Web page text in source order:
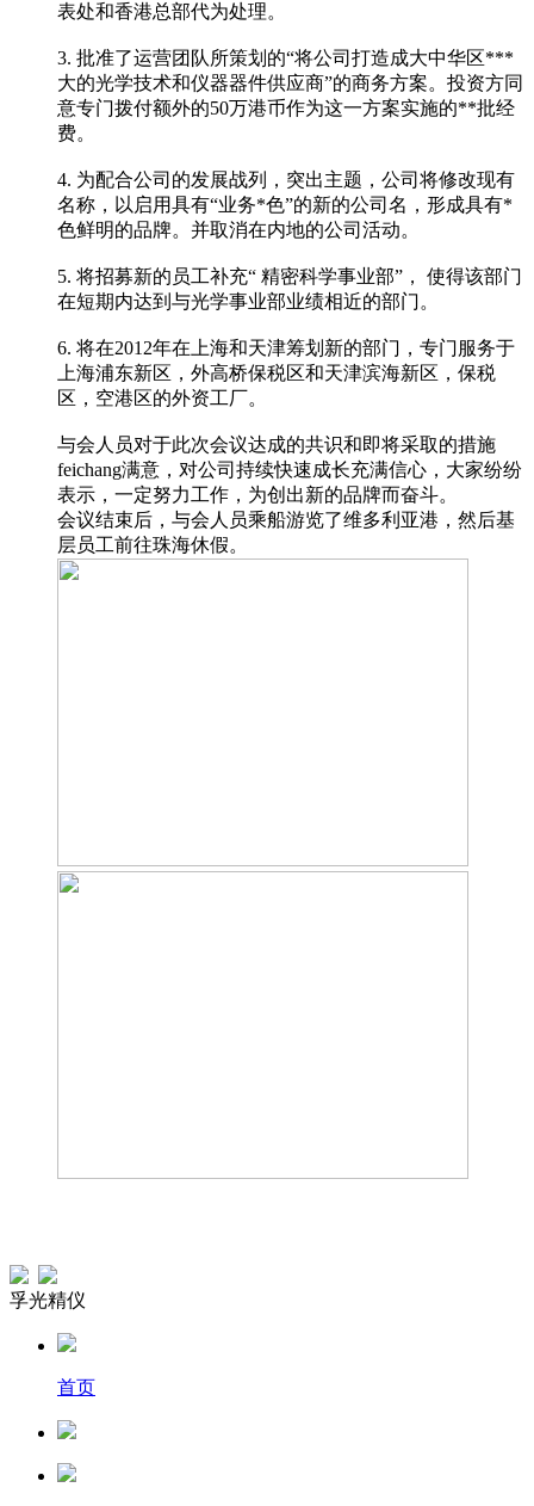
表处和香港总部代为处理。
3. 批准了运营团队所策划的“将公司打造成大中华区***
大的光学技术和仪器器件供应商”的商务方案。投资方同
意专门拨付额外的50万港币作为这一方案实施的**批经
费。
4. 为配合公司的发展战列，突出主题，公司将修改现有
名称，以启用具有“业务*色”的新的公司名，形成具有*
色鲜明的品牌。并取消在内地的公司活动。
5. 将招募新的员工补充“ 精密科学事业部”， 使得该部门
在短期内达到与光学事业部业绩相近的部门。
6. 将在2012年在上海和天津筹划新的部门，专门服务于
上海浦东新区，外高桥保税区和天津滨海新区，保税
区，空港区的外资工厂。
与会人员对于此次会议达成的共识和即将采取的措施
feichang满意，对公司持续快速成长充满信心，大家纷纷
表示，一定努力工作，为创出新的品牌而奋斗。
会议结束后，与会人员乘船游览了维多利亚港，然后基
层员工前往珠海休假。
孚光精仪
首页